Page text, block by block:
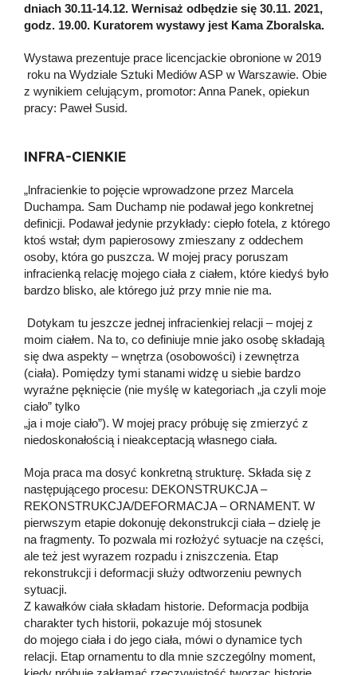
dniach 30.11-14.12. Wernisaż odbędzie się 30.11. 2021,
godz. 19.00. Kuratorem wystawy jest Kama Zboralska.
Wystawa prezentuje prace licencjackie obronione w 2019
roku na Wydziale Sztuki Mediów ASP w Warszawie. Obie
z wynikiem celującym, promotor: Anna Panek, opiekun
pracy: Paweł Susid.
INFRA-CIENKIE
„lnfracienkie to pojęcie wprowadzone przez Marcela
Duchampa. Sam Duchamp nie podawał jego konkretnej
definicji. Podawał jedynie przykłady: ciepło fotela, z którego
ktoś wstał; dym papierosowy zmieszany z oddechem
osoby, która go puszcza. W mojej pracy poruszam
infracienką relację mojego ciała z ciałem, które kiedyś było
bardzo blisko, ale którego już przy mnie nie ma.
Dotykam tu jeszcze jednej infracienkiej relacji – mojej z
moim ciałem. Na to, co definiuje mnie jako osobę składają
się dwa aspekty – wnętrza (osobowości) i zewnętrza
(ciała). Pomiędzy tymi stanami widzę u siebie bardzo
wyraźne pęknięcie (nie myślę w kategoriach „ja czyli moje
ciało” tylko
„ja i moje ciało”). W mojej pracy próbuję się zmierzyć z
niedoskonałością i nieakceptacją własnego ciała.
Moja praca ma dosyć konkretną strukturę. Składa się z
następującego procesu: DEKONSTRUKCJA –
REKONSTRUKCJA/DEFORMACJA – ORNAMENT. W
pierwszym etapie dokonuję dekonstrukcji ciała – dzielę je
na fragmenty. To pozwala mi rozłożyć sytuacje na części,
ale też jest wyrazem rozpadu i zniszczenia. Etap
rekonstrukcji i deformacji służy odtworzeniu pewnych
sytuacji.
Z kawałków ciała składam historie. Deformacja podbija
charakter tych historii, pokazuje mój stosunek
do mojego ciała i do jego ciała, mówi o dynamice tych
relacji. Etap ornamentu to dla mnie szczególny moment,